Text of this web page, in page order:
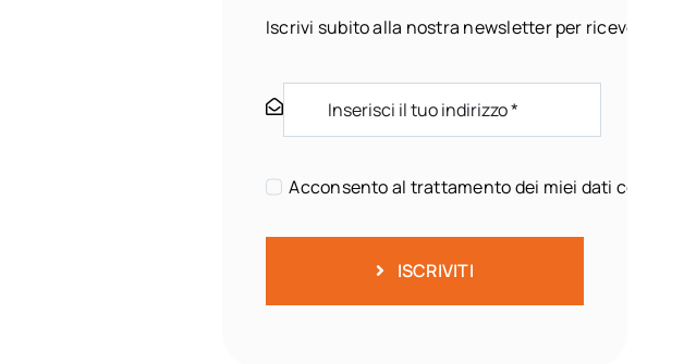
Iscrivi subito alla nostra newsletter per ricevere
Acconsento al trattamento dei miei dati come
ISCRIVITI